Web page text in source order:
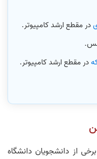
در مقطع ارشد کامپیوتر.
در مقطع ارشد کامپیوتر.
از دانشجویان دانشگاه